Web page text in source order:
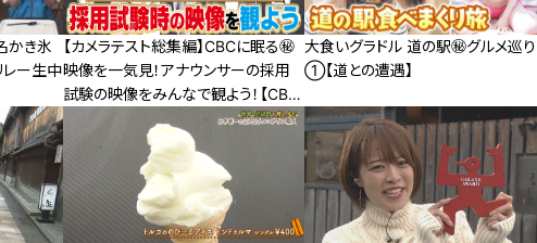
かき氷
レー生中
【カメラテスト総集編】CBCに眠る㊙︎
映像を一気見！アナウンサーの採用
試験の映像をみんなで観よう！【CBC
アナウンサー】
大食いグラドル 道の駅㊙︎グルメ巡り
①【道との遭遇】